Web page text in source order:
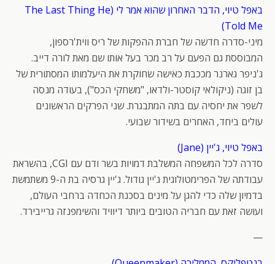
באפל טיוי, הדבר האחרון שהוא אמר לי (The Last Thing He
Told Me)
מיני-סדרה חדשה של חברת ההפקות של ריס ווית'רספון,
המבוססת גם הפעם על רב מכר בעל אותו שם מאת לורה דייב.
ג'ניפר גארנר מככבת כאישה שחוקרת את היעלמותו המסתורית של
בן זוגה (ניקולאי קוסטר-ולדאו, "משחקי הכס"), בעודה מנסה
לשפר את יחסיה עם בתה המתבגרת. שני הפרקים הראשונים
עולים ביחד, האחרים בשידור שבועי.
באפל טיוי, ג'יין (Jane)
סדרה לכל המשפחה המשלבת דמויות בשר ודם עם CGI, בהשראת
עבודתה של הפרימטולוגית ג'יין גודול. ג'יין גרסיה בת ה-9 משתמשת
בדמיון שלה כדי להגן על מינים בסכנת הכחדה ברחבי העולם,
ועושה זאת עם חבריה הטובים ביותר דיוויד והשימפנזה גרייבירד.
—